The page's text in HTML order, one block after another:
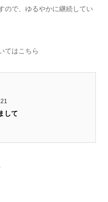
ので、ゆるやかに継続してい
てはこちら
して